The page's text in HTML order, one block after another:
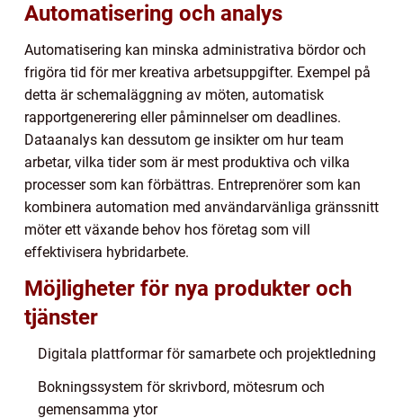
Automatisering och analys
Automatisering kan minska administrativa bördor och
frigöra tid för mer kreativa arbetsuppgifter. Exempel på
detta är schemaläggning av möten, automatisk
rapportgenerering eller påminnelser om deadlines.
Dataanalys kan dessutom ge insikter om hur team
arbetar, vilka tider som är mest produktiva och vilka
processer som kan förbättras. Entreprenörer som kan
kombinera automation med användarvänliga gränssnitt
möter ett växande behov hos företag som vill
effektivisera hybridarbete.
Möjligheter för nya produkter och
tjänster
Digitala plattformar för samarbete och projektledning
Bokningssystem för skrivbord, mötesrum och
gemensamma ytor